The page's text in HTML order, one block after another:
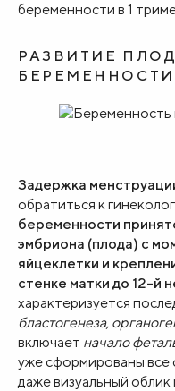
беременности в 1
РАЗВИТИЕ
БЕРЕМЕННОСТИ
Задержка
обратиться к
беременности
эмбриона (плода) с
яйцеклетки и
стенке матки до 12-й
характеризуется
бластогенеза,
включает начало
уже сформированы все
даже визуальный облик